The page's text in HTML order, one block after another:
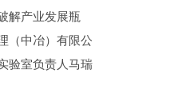
解产业发展瓶
（中冶）有限公
验室负责人马瑞